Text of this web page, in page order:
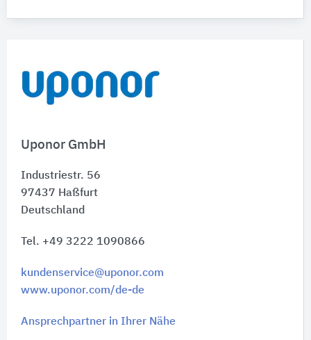
Uponor GmbH
Industriestr. 56
97437 Haßfurt
Deutschland
Tel. +49 3222 1090866
kundenservice@uponor.com
www.uponor.com/de-de
Ansprechpartner in Ihrer Nähe